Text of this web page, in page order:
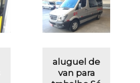
aluguel de
van para